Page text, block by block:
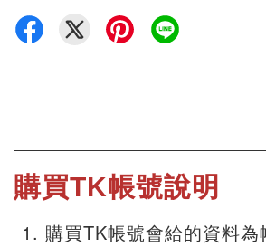
購買TK帳號說明
購買TK帳號會給的資料